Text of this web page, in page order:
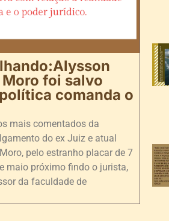
foi salvo
comanda o
mais comentados da
do ex Juiz e atual
pelo estranho placar de 7
maio próximo findo o jurista,
da faculdade de